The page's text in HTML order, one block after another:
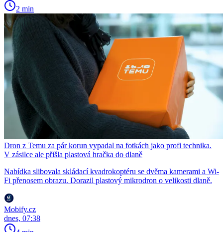
2 min
Dron z Temu za pár korun vypadal na fotkách jako profi technika.
V zásilce ale přišla plastová hračka do dlaně
Nabídka slibovala skládací kvadrokoptéru se dvěma kamerami a Wi-
Fi přenosem obrazu. Dorazil plastový mikrodron o velikosti dlaně.
Mobify.cz
dnes, 07:38